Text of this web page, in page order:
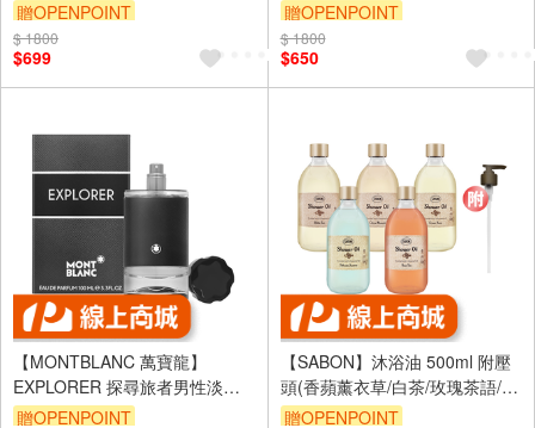
15ml #布袋裝
贈OPENPOINT
訂單滿 2000 元折抵 100元
（運費不算在 2000 元的範圍
內）
$ 1800
$699
15ml #布袋裝 (效期至27/04)
贈OPENPOINT
訂單滿 2000 元折抵 100元
（運費不算在 2000 元的範圍
內）
$ 1800
$650
【MONTBLANC 萬寶龍】
EXPLORER 探尋旅者男性淡香
精 100ml
贈OPENPOINT
【SABON】沐浴油 500ml 附壓
頭(香蘋薰衣草/白茶/玫瑰茶語/綠
玫瑰/茉莉/經典)
贈OPENPOINT